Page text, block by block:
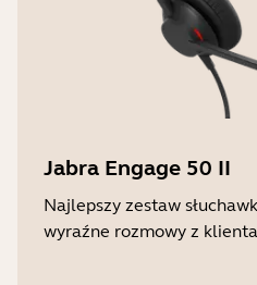
Jabra Engage 50 II
Najlepszy zestaw
wyraźne rozmowy z